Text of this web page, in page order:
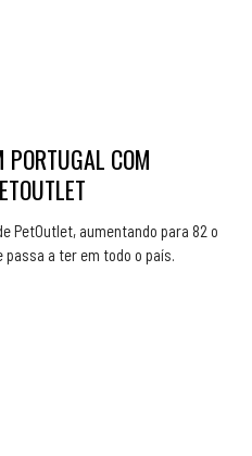
PORTUGAL COM
PetOutlet, aumentando para 82 o
a ter em todo o país.